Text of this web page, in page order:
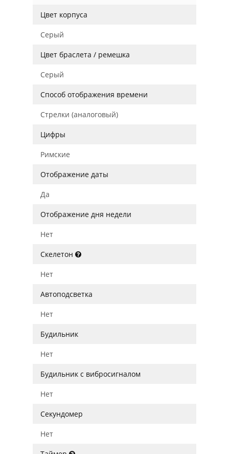
Цвет корпуса
Серый
Цвет браслета / ремешка
Серый
Способ отображения времени
Стрелки (аналоговый)
Цифры
Римские
Отображение даты
Да
Отображение дня недели
Нет
Скелетон
Нет
Автоподсветка
Нет
Будильник
Нет
Будильник с вибросигналом
Нет
Секундомер
Нет